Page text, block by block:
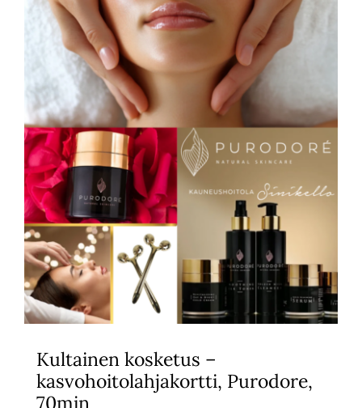
Kultainen kosketus –
kasvohoitolahjakortti, Purodore,
70min